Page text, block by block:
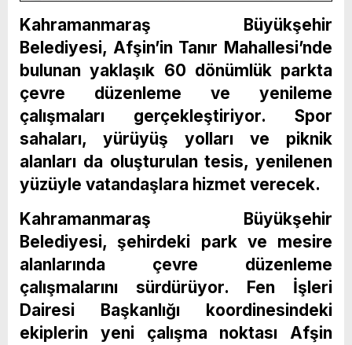
Kahramanmaraş Büyükşehir
Belediyesi, Afşin’in Tanır Mahallesi’nde
bulunan yaklaşık 60 dönümlük parkta
çevre düzenleme ve yenileme
çalışmaları gerçekleştiriyor. Spor
sahaları, yürüyüş yolları ve piknik
alanları da oluşturulan tesis, yenilenen
yüzüyle vatandaşlara hizmet verecek.
Kahramanmaraş Büyükşehir
Belediyesi, şehirdeki park ve mesire
alanlarında çevre düzenleme
çalışmalarını sürdürüyor. Fen İşleri
Dairesi Başkanlığı koordinesindeki
ekiplerin yeni çalışma noktası Afşin